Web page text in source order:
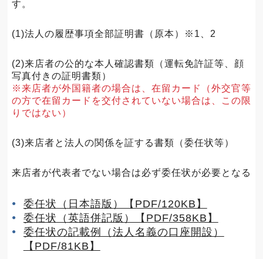
す。
(1)法人の履歴事項全部証明書（原本）※1、2
(2)来店者の公的な本人確認書類（運転免許証等、顔
写真付きの証明書類）
※来店者が外国籍者の場合は、在留カード（外交官等
の方で在留カードを交付されていない場合は、この限
りではない）
(3)来店者と法人の関係を証する書類（委任状等）
来店者が代表者でない場合は必ず委任状が必要となる
委任状（日本語版）【PDF/120KB】
委任状（英語併記版）【PDF/358KB】
委任状の記載例（法人名義の口座開設）
【PDF/81KB】